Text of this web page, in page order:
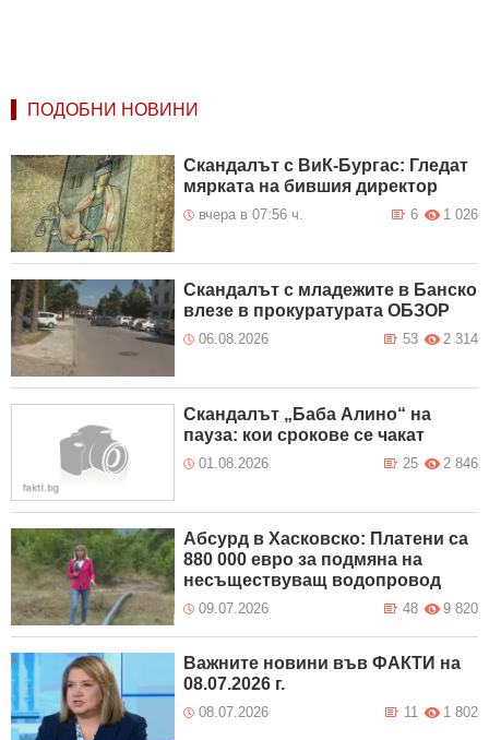
ПОДОБНИ НОВИНИ
Скандалът с ВиК-Бургас: Гледат
мярката на бившия директор
вчера в 07:56 ч. 1 026
6
Скандалът с младежите в Банско
влезе в прокуратурата ОБЗОР
06.08.2026 2 314
53
Скандалът „Баба Алино“ на
пауза: кои срокове се чакат
01.08.2026 2 846
25
Абсурд в Хасковско: Платени са
880 000 евро за подмяна на
несъществуващ водопровод
09.07.2026 9 820
48
Важните новини във ФАКТИ на
08.07.2026 г.
08.07.2026 1 802
11